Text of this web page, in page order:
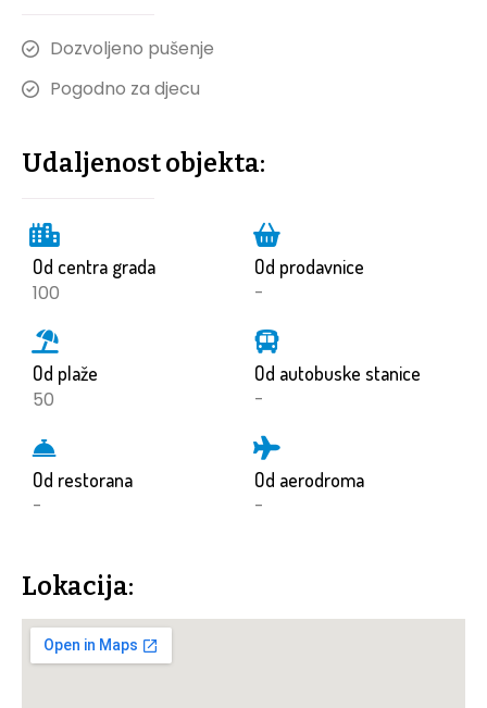
Dozvoljeno pušenje
Pogodno za djecu
Udaljenost objekta:
Od centra grada
100
Od plaže
50
Od restorana
-
Od prodavnice
-
Od autobuske stanice
-
Od aerodroma
-
Lokacija: